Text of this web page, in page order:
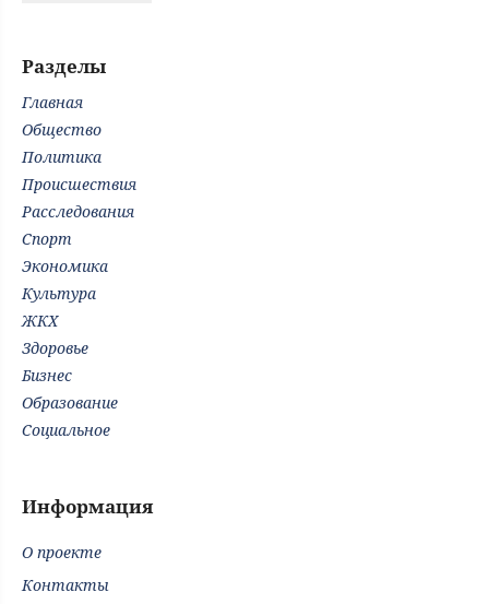
Разделы
Главная
Общество
Политика
Происшествия
Расследования
Спорт
Экономика
Культура
ЖКХ
Здоровье
Бизнес
Образование
Социальное
Информация
О проекте
Контакты